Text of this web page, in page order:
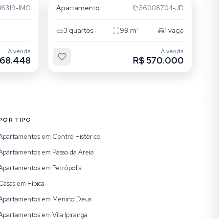
IMO
À venda
Apartamento 36008704-JD
3 quartos 99 m² 1 vaga
À venda
R$ 570.000
TIPO
em Centro Histórico
em Passo da Areia
em Petrópolis
em Hípica
em Menino Deus
em Vila Ipiranga